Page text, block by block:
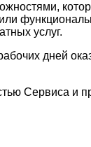
услуг.
дней
Сервиса и